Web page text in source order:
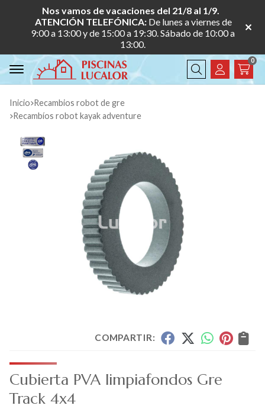
Nos vamos de vacaciones del 21/8 al 1/9.
ATENCIÓN TELEFÓNICA: De lunes a viernes de
9:00 a 13:00 y de 15:00 a 19:30. Sábado de 10:00 a
13:00.
Buscar
0
Inicio
recambios robot de gre
recambíos robot kayak adventure
COMPARTIR:
Cubierta PVA limpiafondos Gre
Track 4x4